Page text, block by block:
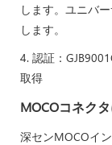
します。ユニバ
します。
4. 認証：
取得
MOCOコネク
深センMOCOイ